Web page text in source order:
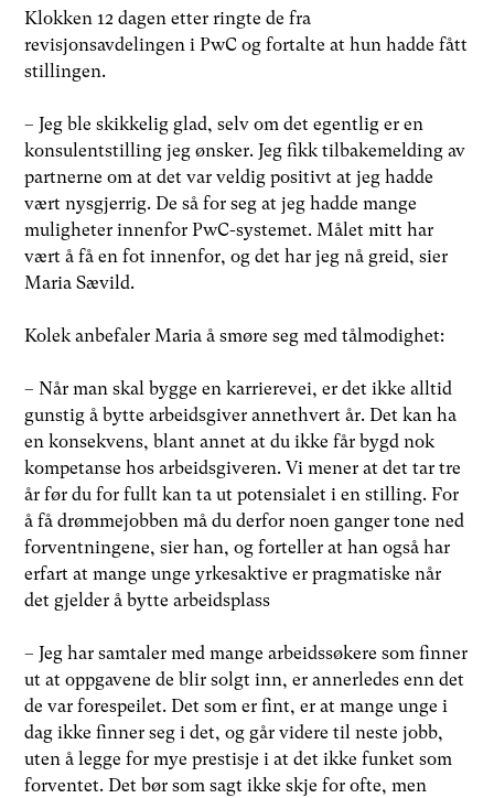
Klokken 12 dagen etter ringte de fra
revisjonsavdelingen i PwC og fortalte at hun hadde fått
stillingen.
– Jeg ble skikkelig glad, selv om det egentlig er en
konsulentstilling jeg ønsker. Jeg fikk tilbakemelding av
partnerne om at det var veldig positivt at jeg hadde
vært nysgjerrig. De så for seg at jeg hadde mange
muligheter innenfor PwC-systemet. Målet mitt har
vært å få en fot innenfor, og det har jeg nå greid, sier
Maria Sævild.
Kolek anbefaler Maria å smøre seg med tålmodighet:
– Når man skal bygge en karrierevei, er det ikke alltid
gunstig å bytte arbeidsgiver annethvert år. Det kan ha
en konsekvens, blant annet at du ikke får bygd nok
kompetanse hos arbeidsgiveren. Vi mener at det tar tre
år før du for fullt kan ta ut potensialet i en stilling. For
å få drømmejobben må du derfor noen ganger tone ned
forventningene, sier han, og forteller at han også har
erfart at mange unge yrkesaktive er pragmatiske når
det gjelder å bytte arbeidsplass
– Jeg har samtaler med mange arbeidssøkere som finner
ut at oppgavene de blir solgt inn, er annerledes enn det
de var forespeilet. Det som er fint, er at mange unge i
dag ikke finner seg i det, og går videre til neste jobb,
uten å legge for mye prestisje i at det ikke funket som
forventet. Det bør som sagt ikke skje for ofte, men